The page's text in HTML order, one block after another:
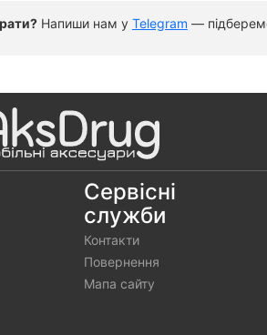
Напиши нам у Telegram —
Сервісні
служби
Контакти
Повернення
Мапа сайту